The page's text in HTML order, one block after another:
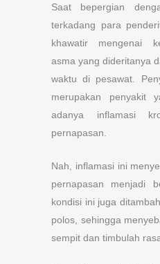
Saat bepergian
terkadang para
khawatir mengenai
asma yang dideritanya
waktu di pesawat.
merupakan penyakit
adanya inflamasi
pernapasan.
Nah, inflamasi ini
pernapasan menjadi
kondisi ini juga
polos, sehingga
sempit dan timbulah